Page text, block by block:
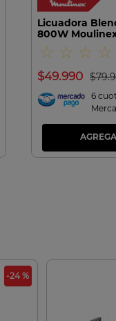
Licuadora
800W
☆ ☆ ☆ ☆
$79.
$49.990
6
-24 %